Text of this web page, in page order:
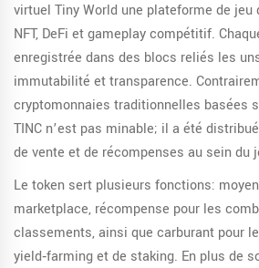
virtuel Tiny World une plateforme de
NFT, DeFi et gameplay compétitif.
enregistrée dans des blocs reliés les
immutabilité et transparence.
cryptomonnaies traditionnelles basées
TINC n’est pas minable; il a été
de vente et de récompenses au sein du
Le token sert plusieurs fonctions:
marketplace, récompense pour les
classements, ainsi que carburant pour
yield‑farming et de staking. En plus de